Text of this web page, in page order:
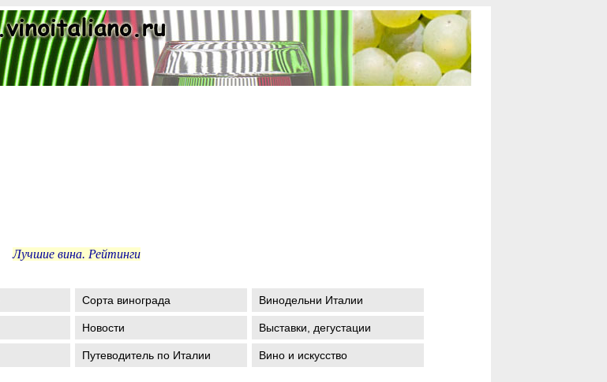
Лучшие вина. Рейтинги
Сорта винограда Винодельни Италии
Новости Выставки, дегустации
Путеводитель по Италии Вино и искусство